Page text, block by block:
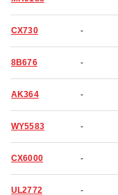
CX730 -
8B676 -
AK364 -
WY5583 -
CX6000 -
UL2772 -